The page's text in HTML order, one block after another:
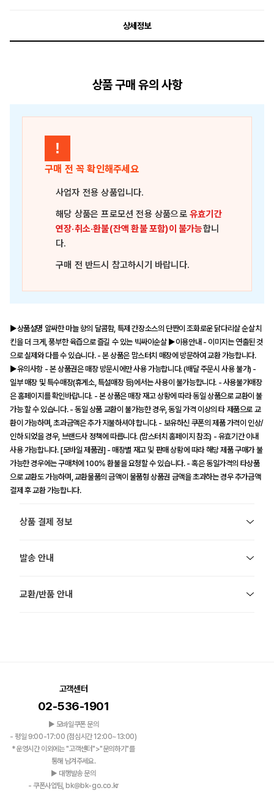
상세정보
상품 구매 유의 사항
!
구매 전 꼭 확인해주세요
사업자 전용 상품입니다.
해당 상품은프로모션 전용 상품으로유효기간
연장·취소·환불(잔액 환불 포함)이 불가능합니
다.
구매 전 반드시 참고하시기 바랍니다.
▶상품설명 알싸한 마늘 향의 달콤함, 특제 간장소스의 단짠이 조화로운 닭다리살 순살치
킨을 더 크게, 풍부한 육즙으로 즐길 수 있는 빅싸이순살 ▶이용안내 - 이미지는 연출된 것
으로 실제와 다를 수 있습니다. - 본 상품은 맘스터치 매장에 방문하여 교환 가능합니다.
▶유의사항 - 본 상품권은 매장 방문시에만 사용 가능합니다. (배달 주문시 사용 불가) -
일부 매장 및 특수매장(휴게소, 특설매장 등)에서는 사용이 불가능합니다. - 사용불가매장
은 홈페이지를 확인바랍니다. - 본 상품은 매장 재고 상황에 따라 동일 상품으로 교환이 불
가능 할 수 있습니다. - 동일 상품 교환이 불가능한 경우, 동일 가격 이상의 타 제품으로 교
환이 가능하며, 초과금액은 추가 지불하셔야 합니다. - 보유하신 쿠폰의 제품 가격이 인상/
인하 되었을 경우, 브랜드사 정책에 따릅니다. (맘스터치 홈페이지 참조) - 유효기간 이내
사용 가능합니다. [모바일 제품권] - 매장별 재고 및 판매 상황에 따라 해당 제품 구매가 불
가능한 경우에는 구매처에 100% 환불을 요청할 수 있습니다. - 혹은 동일가격의 타상품
으로 교환도 가능하며, 교환물품의 금액이 물품형 상품권 금액을 초과하는 경우 추가금액
결제 후 교환 가능합니다.
상품 결제 정보
발송 안내
교환/반품 안내
고객센터
02-536-1901
▶ 모바일쿠폰 문의
- 평일 9:00-17:00 (점심시간 12:00~13:00)
*운영시간 이외에는 "고객센터">"문의하기"를
통해 남겨주세요.
▶ 대행발송 문의
- 쿠폰사업팀, bk@bk-go.co.kr